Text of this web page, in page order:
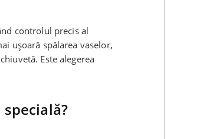
controlul precis al
ușoară spălarea vaselor,
Este alegerea